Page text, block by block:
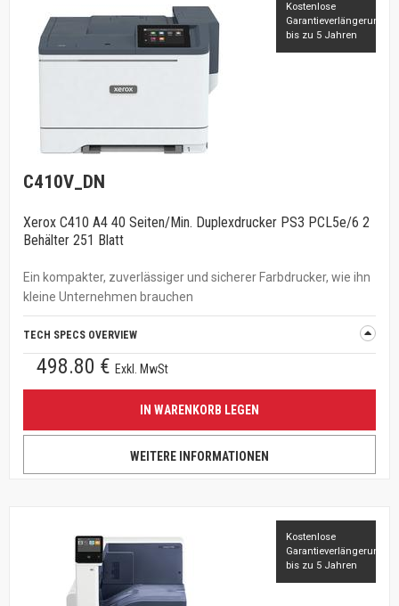
Kostenlose
Garantieverlängerung
bis zu 5 Jahren
C410V_DN
Xerox C410 A4 40 Seiten/Min. Duplexdrucker PS3 PCL5e/6 2
Behälter 251 Blatt
Ein kompakter, zuverlässiger und sicherer Farbdrucker, wie ihn
kleine Unternehmen brauchen
TECH SPECS OVERVIEW
498.80 € Exkl. MwSt
IN WARENKORB LEGEN
WEITERE INFORMATIONEN
Kostenlose
Garantieverlängerung
bis zu 5 Jahren